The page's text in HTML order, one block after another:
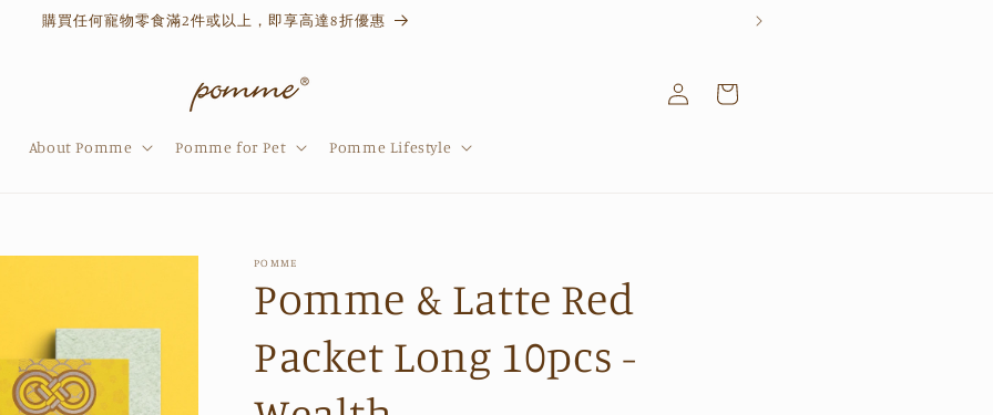
購買任何寵物零食滿2件或以上，即享高達8折優惠
About Pomme Pomme for Pet Pomme Lifestyle
Log
in
Cart
POMME
Pomme & Latte Red
Packet Long 10pcs -